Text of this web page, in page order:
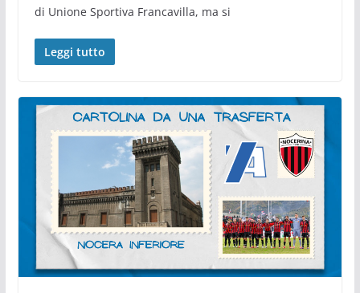
di Unione Sportiva Francavilla, ma si
Leggi tutto